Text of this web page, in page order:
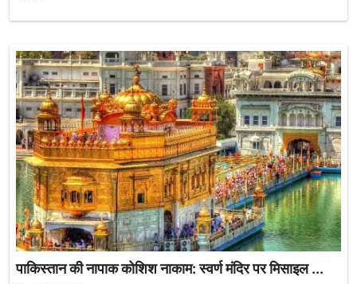
पाकिस्तान की नापाक कोशिश नाकाम: स्वर्ण मंदिर पर मिसाइल ...